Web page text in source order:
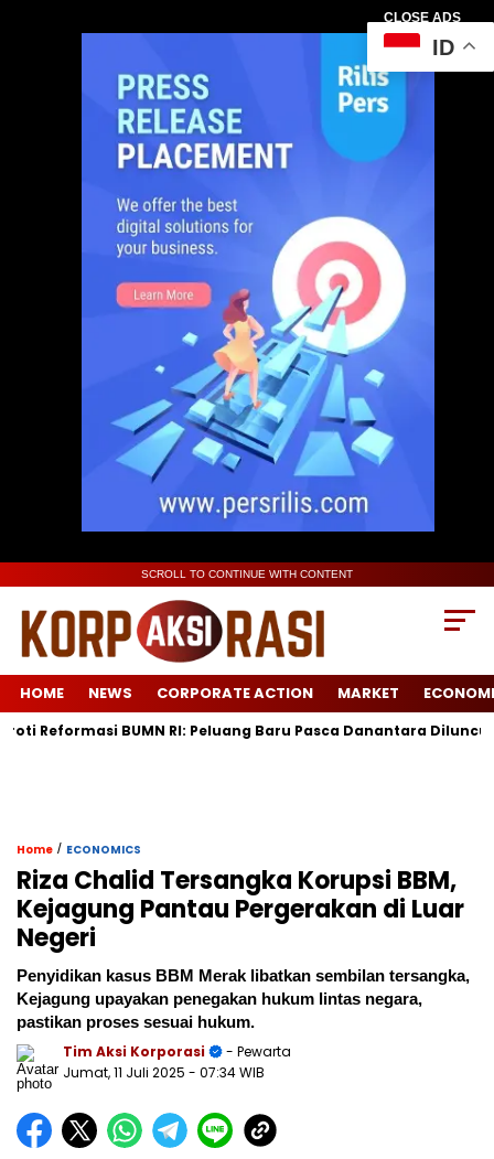
CLOSE ADS
SCROLL TO CONTINUE WITH CONTENT
HOME NEWS CORPORATE ACTION MARKET
BUMN RI: Peluang Baru Pasca Danantara Diluncurkan
Home / ECONOMICS
Riza Chalid Tersangka Korupsi BBM,
Kejagung Pantau Pergerakan di Luar
Negeri
Penyidikan kasus BBM Merak libatkan sembilan tersangka,
Kejagung upayakan penegakan hukum lintas negara,
pastikan proses sesuai hukum.
Tim Aksi Korporasi
- Pewarta
Jumat, 11 Juli 2025 - 07:34 WIB
ID